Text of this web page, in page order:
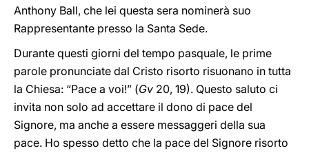
Anthony Ball, che lei questa sera nominerà suo
Rappresentante presso la Santa Sede.
Durante questi giorni del tempo pasquale, le prime
parole pronunciate dal Cristo risorto risuonano in tutta
la Chiesa: “Pace a voi!” (Gv 20, 19). Questo saluto ci
invita non solo ad accettare il dono di pace del
Signore, ma anche a essere messaggeri della sua
pace. Ho spesso detto che la pace del Signore risorto